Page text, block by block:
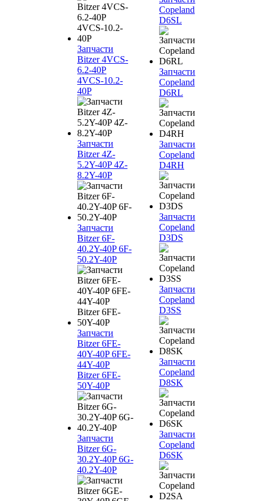
Запчасти
Bitzer 4VCS-
6.2-40P
4VCS-10.2-
40P
Запчасти
Bitzer 4Z-
5.2Y-40P 4Z-
8.2Y-40P
Запчасти
Bitzer 6F-
40.2Y-40P 6F-
50.2Y-40P
Запчасти
Bitzer 6FE-
40Y-40P 6FE-
44Y-40P
Bitzer 6FE-
50Y-40P
Запчасти
Bitzer 6G-
30.2Y-40P 6G-
40.2Y-40P
Copeland
D6SL
Запчасти
Copeland
D6RL
Запчасти
Copeland
D4RH
Запчасти
Copeland
D3DS
Запчасти
Copeland
D3SS
Запчасти
Copeland
D8SK
Запчасти
Copeland
D6SK